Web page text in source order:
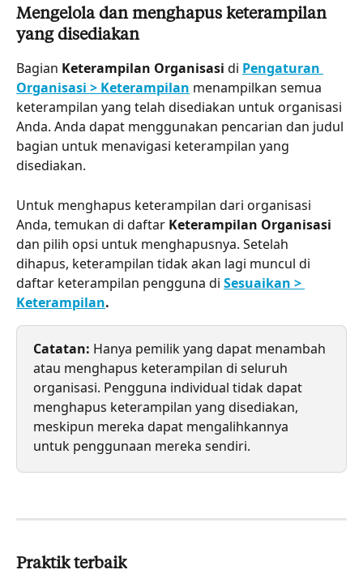
Mengelola dan menghapus keterampilan
yang disediakan
Bagian Keterampilan Organisasi di Pengaturan
Organisasi > Keterampilan menampilkan semua
keterampilan yang telah disediakan untuk organisasi
Anda. Anda dapat menggunakan pencarian dan judul
bagian untuk menavigasi keterampilan yang
disediakan.
Untuk menghapus keterampilan dari organisasi
Anda, temukan di daftar Keterampilan Organisasi
dan pilih opsi untuk menghapusnya. Setelah
dihapus, keterampilan tidak akan lagi muncul di
daftar keterampilan pengguna di Sesuaikan >
Keterampilan.
Catatan: Hanya pemilik yang dapat menambah
atau menghapus keterampilan di seluruh
organisasi. Pengguna individual tidak dapat
menghapus keterampilan yang disediakan,
meskipun mereka dapat mengalihkannya
untuk penggunaan mereka sendiri.
Praktik terbaik